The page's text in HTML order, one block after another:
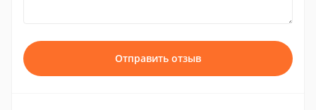
Отправить отзыв